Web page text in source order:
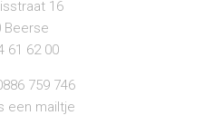
16
Beerse
61 62 00
759 746
een mailtje